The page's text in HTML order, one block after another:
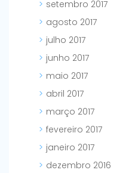
setembro 2017
agosto 2017
julho 2017
junho 2017
maio 2017
abril 2017
março 2017
fevereiro 2017
janeiro 2017
dezembro 2016